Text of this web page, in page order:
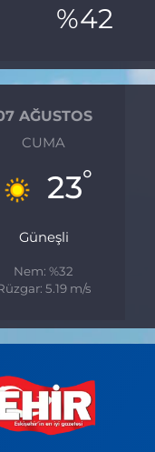
%42
AĞUSTOS
CUMA
23°
Güneşli
Nem: %32
5.19 m/s